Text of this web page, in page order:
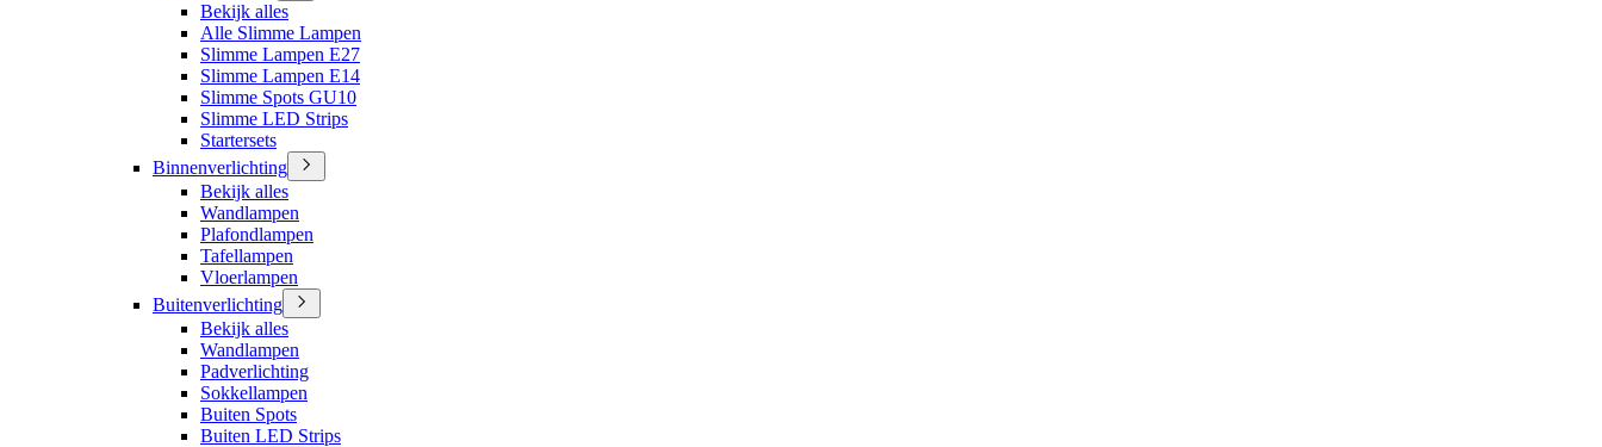
Bekijk alles
Alle Slimme Lampen
Slimme Lampen E27
Slimme Lampen E14
Slimme Spots GU10
Slimme LED Strips
Startersets
Binnenverlichting
Bekijk alles
Wandlampen
Plafondlampen
Tafellampen
Vloerlampen
Buitenverlichting
Bekijk alles
Wandlampen
Padverlichting
Sokkellampen
Buiten Spots
Buiten LED Strips